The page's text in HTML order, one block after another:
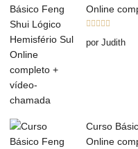
Online
de 5
por Judith
Curso
Online